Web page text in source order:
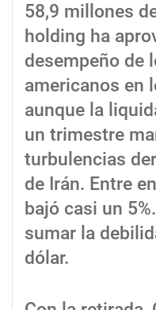
58,9 millones
holding ha
desempeño de
americanos en
aunque la
un trimestre
turbulencias
de Irán. Entre
bajó casi un
sumar la
dólar.